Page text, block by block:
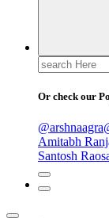
Search
for:
Or check our
@arshnaagra
Amitabh
Santosh